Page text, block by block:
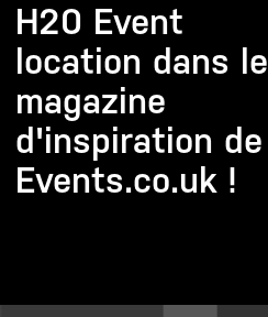
H20 Event
location dans le
magazine
d'inspiration de
Events.co.uk !